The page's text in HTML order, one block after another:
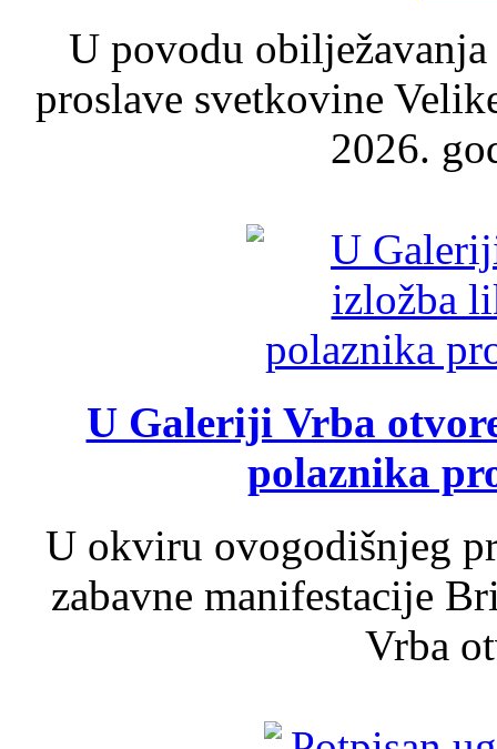
U povodu
proslave svetkovine
2026.
U Galeriji Vrba
polaznika
U okviru ovogodišnjeg
zabavne manifestacije
Vrba